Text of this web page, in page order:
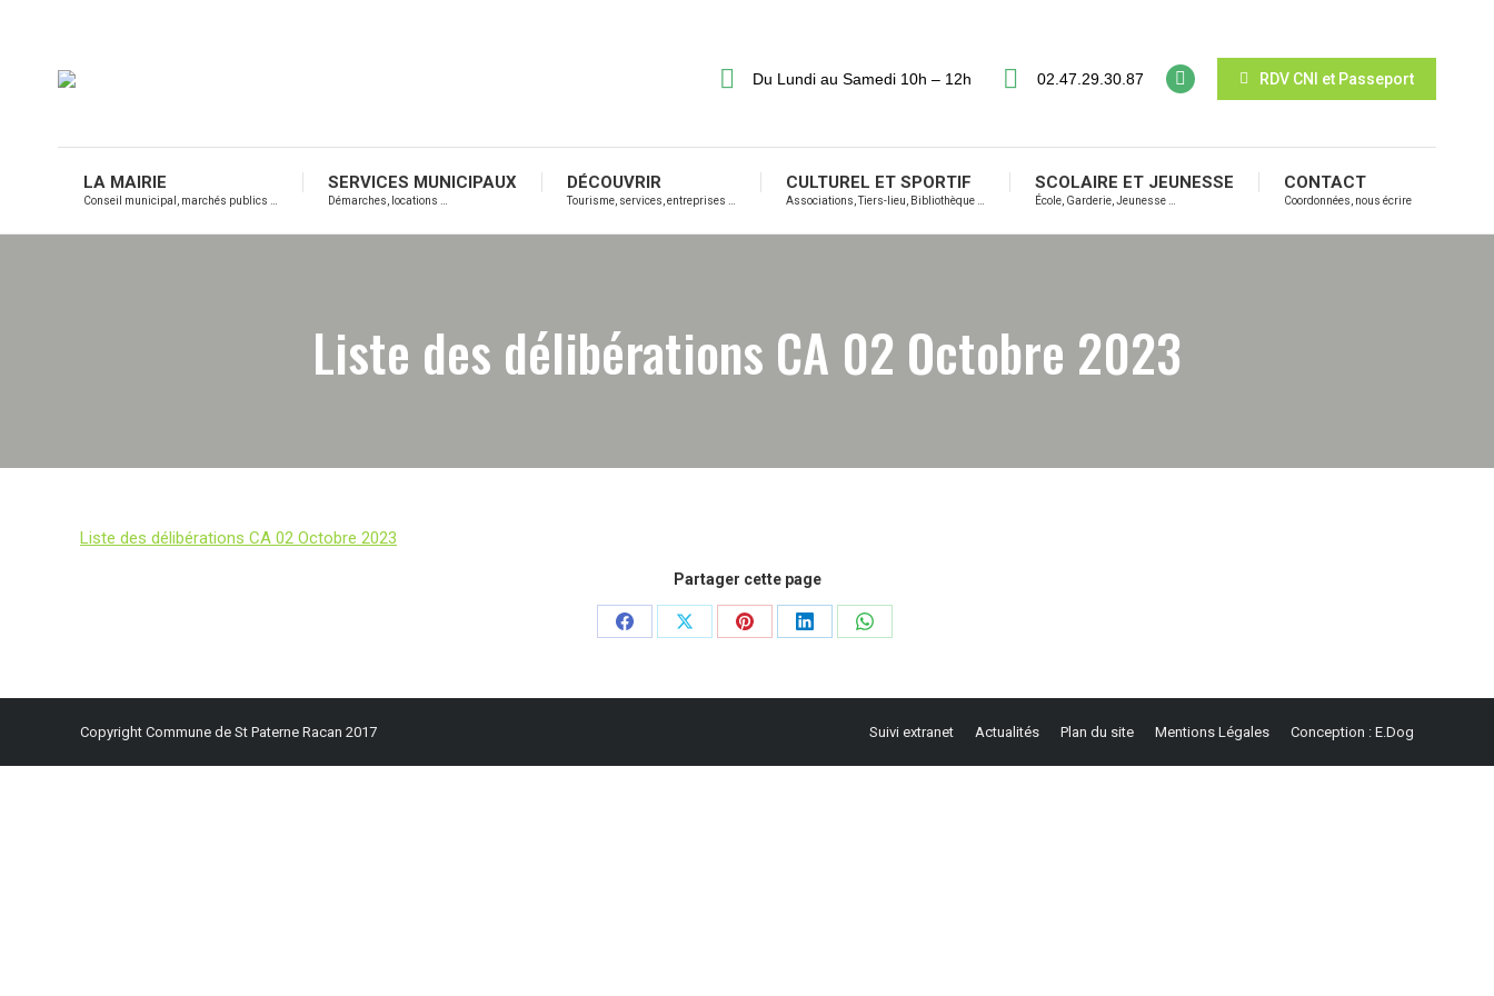
Du Lundi au Samedi 10h – 12h 02.47.29.30.87 RDV CNI et Passeport
LA MAIRIE
Conseil municipal, marchés publics …
SERVICES MUNICIPAUX
Démarches, locations …
DÉCOUVRIR
Tourisme, services, entreprises …
CULTUREL ET SPORTIF
Associations, Tiers-lieu, Bibliothèque …
SCOLAIRE ET JEUNESSE
École, Garderie, Jeunesse …
CONTACT
Coordonnées, nous écrire
Liste des délibérations CA 02 Octobre 2023
Liste des délibérations CA 02 Octobre 2023
Partager cette page
Partager
Facebook
Partager
X
Partager
Pinterest
Partager
LinkedIn
Partager
WhatsApp
Copyright Commune de St Paterne Racan 2017 Suivi extranet Actualités Plan du site Mentions Légales Conception : E.Dog